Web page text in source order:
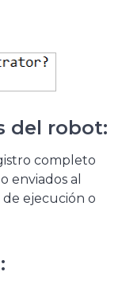
del robot:
completo
enviados al
ejecución o